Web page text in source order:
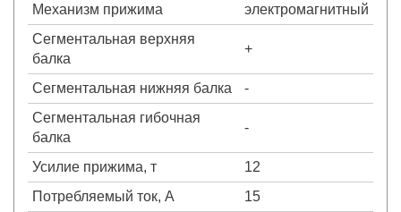
Механизм прижима
электромагнитный
Сегментальная верхняя
балка
+
Сегментальная нижняя балка
-
Сегментальная гибочная
балка
-
Усилие прижима, т
12
Потребляемый ток, А
15